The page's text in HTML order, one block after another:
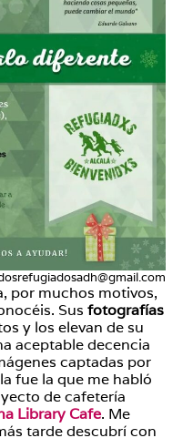
por muchos motivos,
Sus fotografías
y los elevan de su
aceptable decencia
captadas por
fue la que me habló
de cafetería
Library Cafe. Me
tarde descubrí con